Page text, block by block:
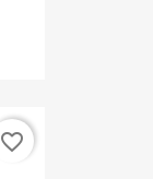
favorite_border